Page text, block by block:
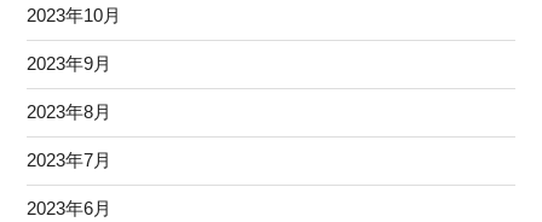
2023年10月
2023年9月
2023年8月
2023年7月
2023年6月